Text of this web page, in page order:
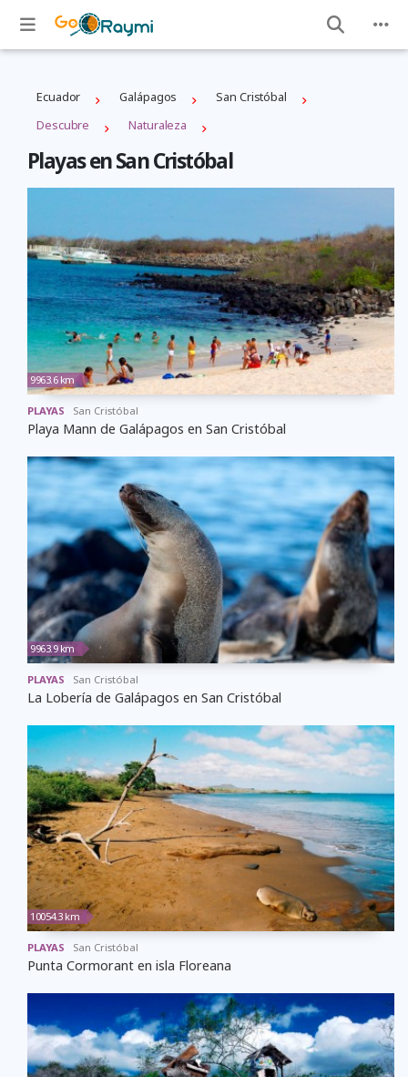
Ecuador Galápagos
San Cristóbal
Descubre
Naturaleza
Playas en San Cristóbal
9963.6 km
PLAYAS San Cristóbal
Playa Mann de Galápagos en San Cristóbal
9963.9 km
PLAYAS San Cristóbal
La Lobería de Galápagos en San Cristóbal
10054.3 km
PLAYAS San Cristóbal
Punta Cormorant en isla Floreana